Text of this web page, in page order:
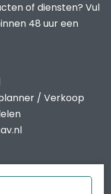
of diensten? Vul
48 uur een
/ Verkoop